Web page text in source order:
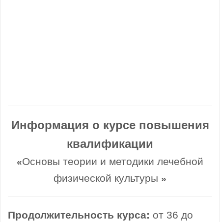
Информация о курсе повышения
квалификации
«Основы теории и методики лечебной
физической культуры »
Продолжительность курса: от 36 до